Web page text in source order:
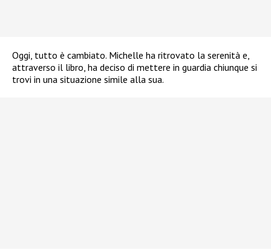
Oggi, tutto è cambiato. Michelle ha ritrovato la serenità e,
attraverso il libro, ha deciso di mettere in guardia chiunque si
trovi in una situazione simile alla sua.